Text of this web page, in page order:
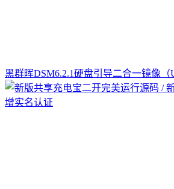
黑群晖DSM6.2.1硬盘引导二合一镜像（